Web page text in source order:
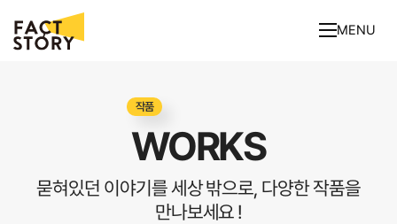
MENU
작품
WORKS
묻혀있던 이야기를 세상 밖으로, 다양한 작품을
만나보세요 !